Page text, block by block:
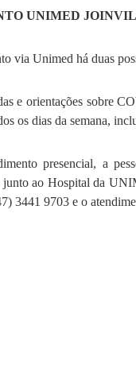
UNIMED
via Unimed há duas
e orientações sobre
os dias da semana,
presencial, a
junto ao Hospital da
3441 9703 e o